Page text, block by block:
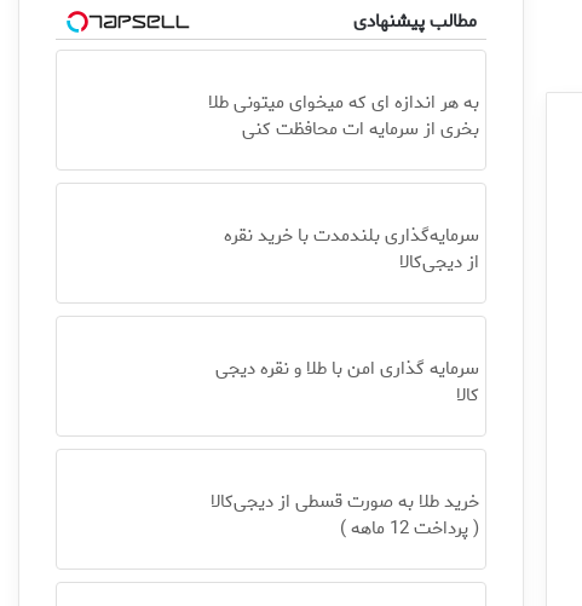
مطالب پیشنهادی
به هر اندازه ای که میخوای میتونی طلا
بخری از سرمایه ات محافظت کنی
سرمایه‌گذاری بلندمدت با خرید نقره
از دیجی‌کالا
سرمایه گذاری امن با طلا و نقره دیجی
کالا
خرید طلا به صورت قسطی از دیجی‌کالا
( پرداخت 12 ماهه )